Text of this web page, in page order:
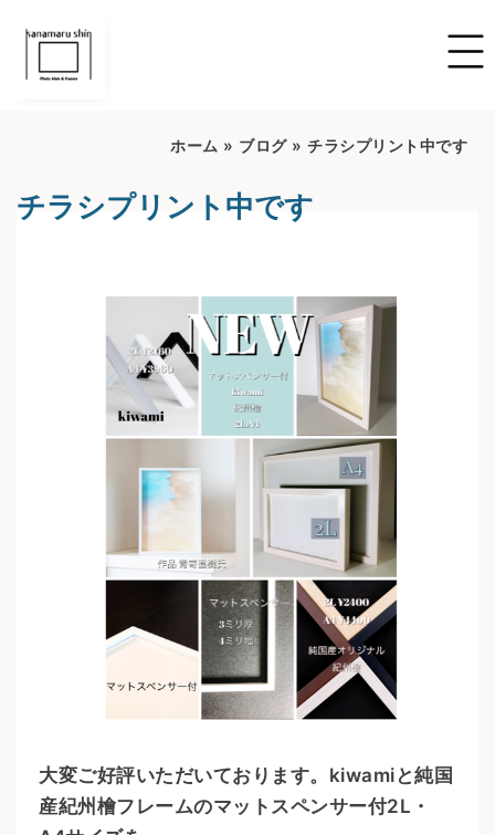
ホーム » ブログ» チラシプリント中です
チラシプリント中です
大変ご好評いただいております。kiwamiと純国
産紀州檜フレームのマットスペンサー付2L・